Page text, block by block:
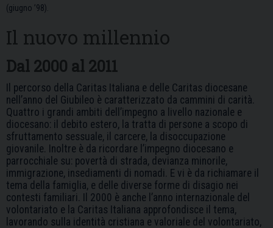
(giugno ’98).
Il nuovo millennio
Dal 2000 al 2011
Il percorso della Caritas Italiana e delle Caritas diocesane
nell’anno del Giubileo è caratterizzato da cammini di carità.
Quattro i grandi ambiti dell’impegno a livello nazionale e
diocesano: il debito estero, la tratta di persone a scopo di
sfruttamento sessuale, il carcere, la disoccupazione
giovanile. Inoltre è da ricordare l’impegno diocesano e
parrocchiale su: povertà di strada, devianza minorile,
immigrazione, insediamenti di nomadi. E vi è da richiamare il
tema della famiglia, e delle diverse forme di disagio nei
contesti familiari. Il 2000 è anche l’anno internazionale del
volontariato e la Caritas Italiana approfondisce il tema,
lavorando sulla identità cristiana e valoriale del volontariato,